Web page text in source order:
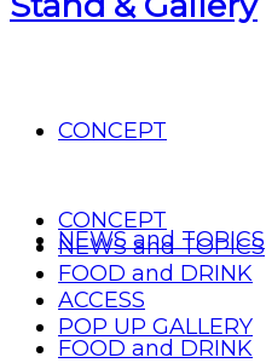
CONCEPT
NEWS and TOPICS
FOOD and DRINK
CONCEPT
NEWS and TOPICS
FOOD and DRINK
ACCESS
POP UP GALLERY